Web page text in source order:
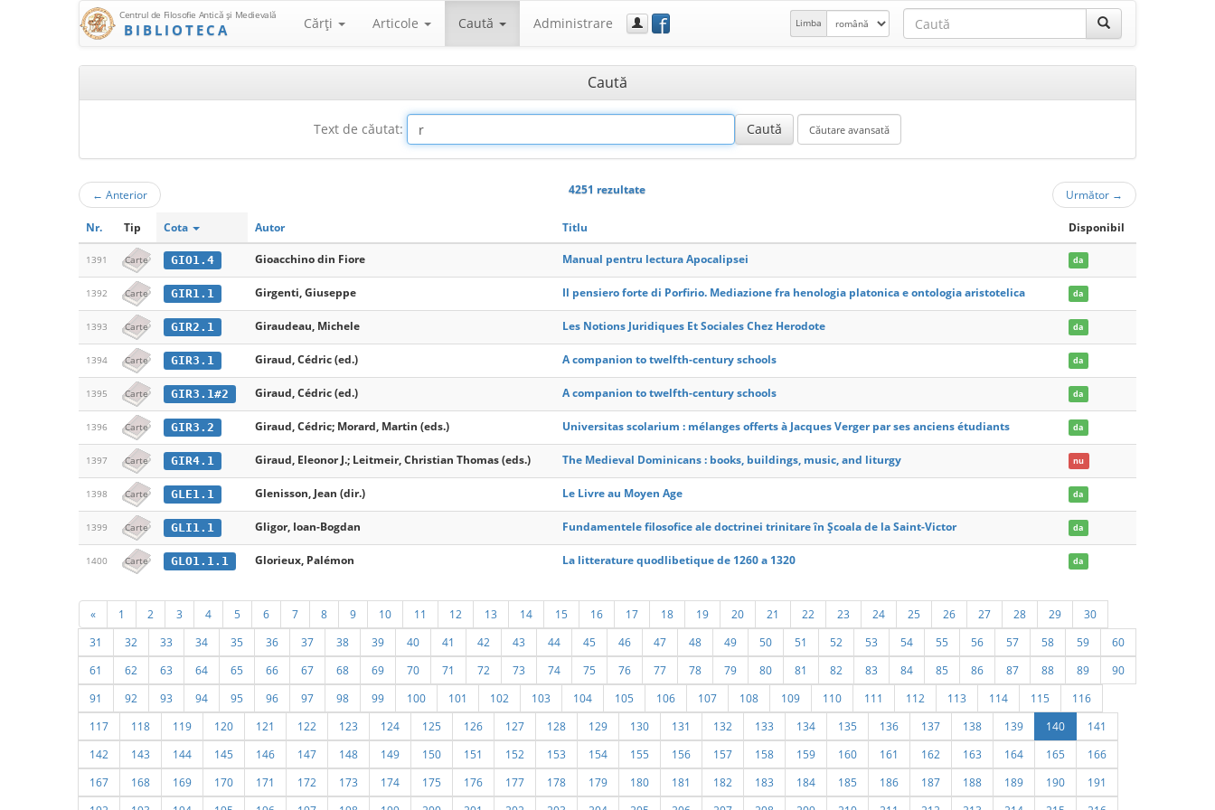
Centrul de Filosofie Antică şi Medievală
BIBLIOTECA Cărţi Articole Caută Administrare f Limba
Caută
Text de căutat:
← Anterior 4251 rezultate Următor →
Nr. Tip Cota Autor Titlu Disponibil
1391 Carte GIO1.4 Gioacchino din Fiore Manual pentru lectura Apocalipsei da
1392 Carte GIR1.1 Girgenti, Giuseppe Il pensiero forte di Porfirio. Mediazione fra henologia platonica e ontologia aristotelica da
1393 Carte GIR2.1 Giraudeau, Michele Les Notions Juridiques Et Sociales Chez Herodote da
1394 Carte GIR3.1 Giraud, Cédric (ed.) A companion to twelfth-century schools da
1395 Carte GIR3.1#2 Giraud, Cédric (ed.) A companion to twelfth-century schools da
1396 Carte GIR3.2 Giraud, Cédric; Morard, Martin (eds.) Universitas scolarium : mélanges offerts à Jacques Verger par ses anciens étudiants da
1397 Carte GIR4.1 Giraud, Eleonor J.; Leitmeir, Christian Thomas (eds.) The Medieval Dominicans : books, buildings, music, and liturgy nu
1398 Carte GLE1.1 Glenisson, Jean (dir.) Le Livre au Moyen Age da
1399 Carte GLI1.1 Gligor, Ioan-Bogdan Fundamentele filosofice ale doctrinei trinitare în Școala de la Saint-Victor da
1400 Carte GLO1.1.1 Glorieux, Palémon La litterature quodlibetique de 1260 a 1320 da
« 1 2 3 4 5 6 7 8 9 10 11 12 13 14 15 16 17 18 19 20 21 22 23 24 25 26 27 28 29
30
31
32 33 34 35 36 37 38 39 40 41 42 43 44 45 46 47 48 49 50 51 52 53 54 55 56 57 58 59
60
61
62 63 64 65 66 67 68 69 70 71 72 73 74 75 76 77 78 79 80 81 82 83 84 85 86 87 88 89
90
91
92 93 94 95 96 97 98 99 100 101 102 103 104 105 106 107 108 109 110 111 112 113 114 115
116
117
118 119 120 121 122 123 124 125 126 127 128 129 130 131 132 133 134 135 136 137 138 139 140
141
142
143 144 145 146 147 148 149 150 151 152 153 154 155 156 157 158 159 160 161 162 163 164 165
166
167
168 169 170 171 172 173 174 175 176 177 178 179 180 181 182 183 184 185 186 187 188 189 190
191